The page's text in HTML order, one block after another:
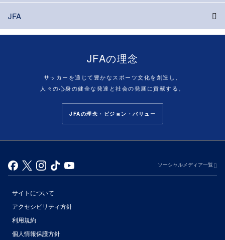
JFA
JFAの理念
サッカーを通じて豊かなスポーツ文化を創造し、
人々の心身の健全な発達と社会の発展に貢献する。
JFAの理念・ビジョン・バリュー
ソーシャルメディア一覧
サイトについて
アクセシビリティ方針
利用規約
個人情報保護方針